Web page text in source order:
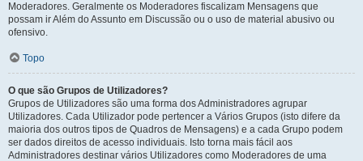
Moderadores. Geralmente os Moderadores fiscalizam Mensagens que
possam ir Além do Assunto em Discussão ou o uso de material abusivo ou
ofensivo.
Topo
O que são Grupos de Utilizadores?
Grupos de Utilizadores são uma forma dos Administradores agrupar
Utilizadores. Cada Utilizador pode pertencer a Vários Grupos (isto difere da
maioria dos outros tipos de Quadros de Mensagens) e a cada Grupo podem
ser dados direitos de acesso individuais. Isto torna mais fácil aos
Administradores destinar vários Utilizadores como Moderadores de uma